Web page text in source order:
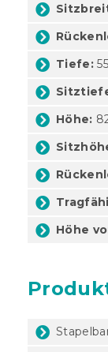
Tiefe:
Höhe:
Höhe